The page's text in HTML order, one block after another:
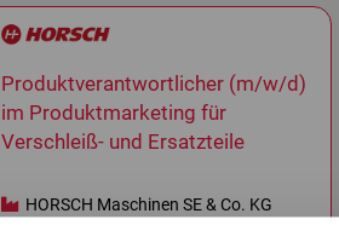
Produktverantwortlicher (m/w/d)
im Produktmarketing für
Verschleiß- und Ersatzteile
HORSCH Maschinen SE & Co. KG